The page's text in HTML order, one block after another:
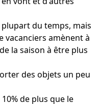
du temps, mais
vacanciers amènent à
la saison à être plus
des objets un peu
de plus que le